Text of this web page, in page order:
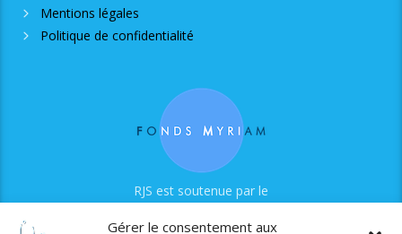
Gérer le consentement aux
Mentions légales
Politique de confidentialité
RJS est soutenue par le